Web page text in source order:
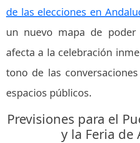
de las elecciones en
un nuevo mapa de
afecta a la celebración
tono de las
espacios públicos.
Previsiones para el
y la Feria de